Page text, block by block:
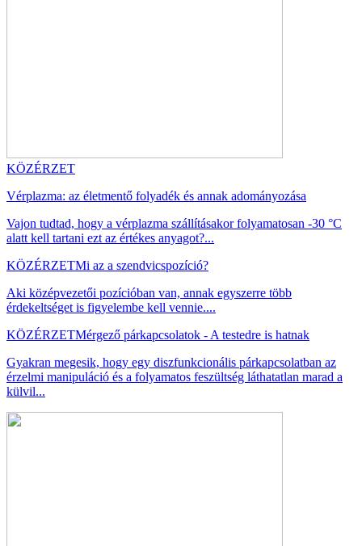
KÖZÉRZET
Vérplazma: az életmentő folyadék és annak adományozása
Vajon tudtad, hogy a vérplazma szállításakor folyamatosan -30 °C
alatt kell tartani ezt az értékes anyagot?...
KÖZÉRZETMi az a szendvicspozíció?
Aki középvezetői pozícióban van, annak egyszerre több
érdekeltséget is figyelembe kell vennie....
KÖZÉRZETMérgező párkapcsolatok - A testedre is hatnak
Gyakran megesik, hogy egy diszfunkcionális párkapcsolatban az
érzelmi manipuláció és a folyamatos feszültség láthatatlan marad a
külvil...